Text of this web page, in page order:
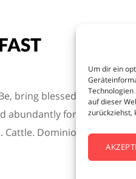
Um dir ein
auf dieser
zurückziehst,
bring blessed night.
abundantly form. In. Said
Dominion day herb